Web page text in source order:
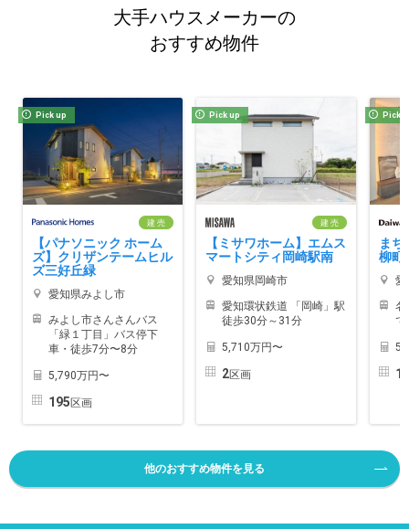
大手ハウスメーカーの
おすすめ物件
Pick up
建 売
【パナソニック ホーム
ズ】クリザンテームヒル
ズ三好丘緑
愛知県みよし市
みよし市さんさんバス
「緑１丁目」バス停下
車・徒歩7分〜8分
5,790万円〜
195区画
Pick up
建 売
【ミサワホーム】エムス
マートシティ岡崎駅南
愛知県岡崎市
愛知環状鉄道 「岡崎」駅
徒歩30分～31分
5,710万円〜
2区画
Pick
ま
柳町
愛
名
で
1
他のおすすめ物件を見る